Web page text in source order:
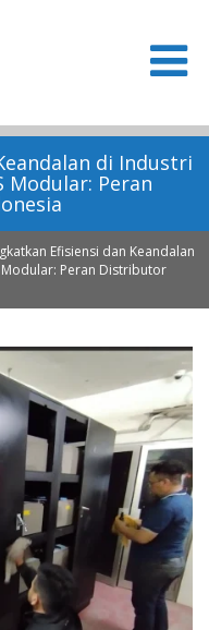
di Industri
Modular: Peran
Efisiensi dan Keandalan
Modular: Peran Distributor